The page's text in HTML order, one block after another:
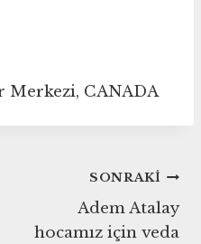
CANADA
SONRAKI
Adem Atalay
hocamız için veda